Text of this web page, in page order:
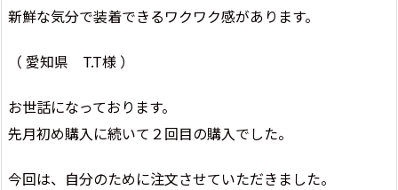
新鮮な気分で装着できるワクワク感があります。
（ 愛知県 T.T様 ）
お世話になっております。
先月初め購入に続いて２回目の購入でした。
今回は、自分のために注文させていただきました。